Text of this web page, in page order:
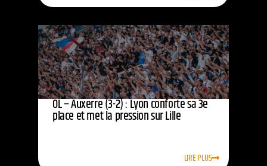
OL – Auxerre (3-2) : Lyon conforte sa 3e
place et met la pression sur Lille
LIRE PLUS